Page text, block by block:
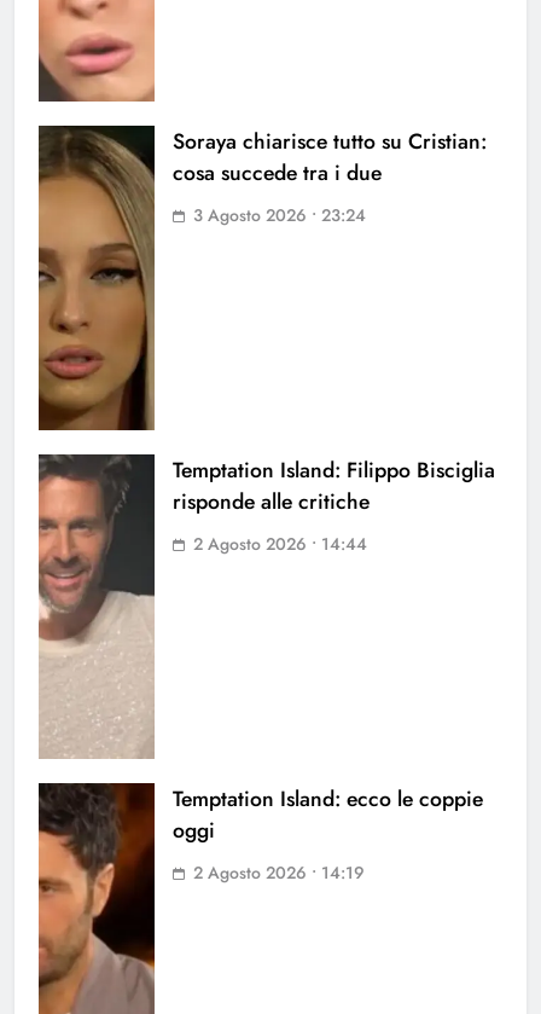
Soraya chiarisce tutto su Cristian:
cosa succede tra i due
3 Agosto 2026 • 23:24
Temptation Island: Filippo Bisciglia
risponde alle critiche
2 Agosto 2026 • 14:44
Temptation Island: ecco le coppie
oggi
2 Agosto 2026 • 14:19